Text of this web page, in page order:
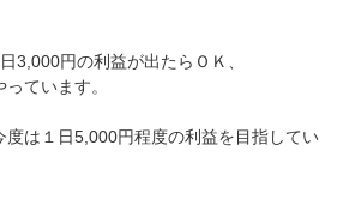
3,000円の利益が出たらＯＫ、
ています。
度は１日5,000円程度の利益を目指してい